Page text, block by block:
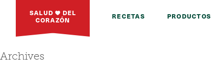
SALUD DEL
CORAZÓN RECETAS PRODUCTOS
Archives